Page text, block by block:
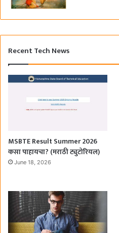
Recent Tech News
MSBTE Result Summer 2026
कसा पाहायचा? (मराठी ट्युटोरियल)
June 18, 2026